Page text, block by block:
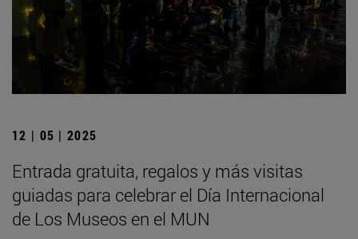
12 | 05 | 2025
Entrada gratuita, regalos y más visitas
guiadas para celebrar el Día Internacional
de Los Museos en el MUN